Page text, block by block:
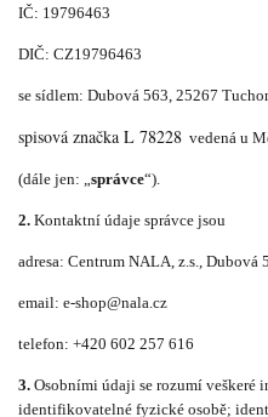
IČ: 19796463
DIČ: CZ19796463
se sídlem: Dubová 563, 25267
spisová značka L 78228 vedená u
(dále jen: „správce“).
2. Kontaktní údaje správce jsou
adresa: Centrum NALA, z.s., Dubová
email: e-shop@nala.cz
telefon: +420 602 257 616
3. Osobními údaji se rozumí veškeré
identifikovatelné fyzické osobě;